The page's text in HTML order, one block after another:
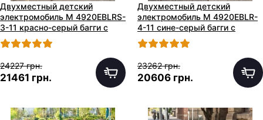
Двухместный детский
электромобиль M 4920EBLRS-
3-11 красно-серый багги с
двумя моторами по 240W
24227 грн.
21461 грн.
Двухместный детский
электромобиль M 4920EBLR-
4-11 сине-серый багги с
двумя моторами по 240W
23262 грн.
20606 грн.